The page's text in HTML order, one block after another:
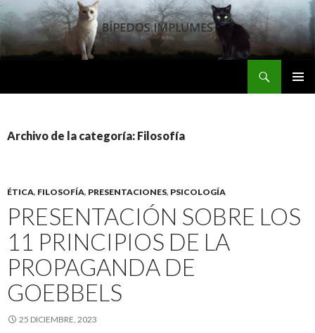
Archivo de la categoría: Filosofía
ÉTICA, FILOSOFÍA, PRESENTACIONES, PSICOLOGÍA
PRESENTACIÓN SOBRE LOS
11 PRINCIPIOS DE LA
PROPAGANDA DE
GOEBBELS
25 DICIEMBRE, 2023